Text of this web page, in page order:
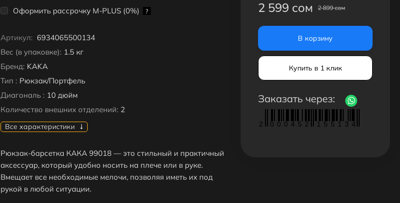
Оформить рассрочку M-PLUS (0%) ?
Артикул: 6934065500134
Вес (в упаковке): 1.5 кг
Бренд: KAKA
Тип : Рюкзак/Портфель
Диагональ : 10 дюйм
Количество внешних отделений: 2
Все характеристики
Рюкзак-барсетка КАКА 99018 — это стильный и практичный
аксессуар, который удобно носить на плече или в руке.
Вмещает все необходимые мелочи, позволяя иметь их под
рукой в любой ситуации.
2 599 сом 2 899 сом
В корзину
Купить в 1 клик
Заказать через:
2 0 0 0 4 5 2 1 5 5 1 3 4